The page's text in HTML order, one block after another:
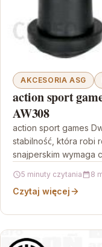
AKCESORIA ASG
action sport
AW308
action sport games
stabilność, która robi
snajperskim wymaga
5 minuty czytania 8
Czytaj więcej